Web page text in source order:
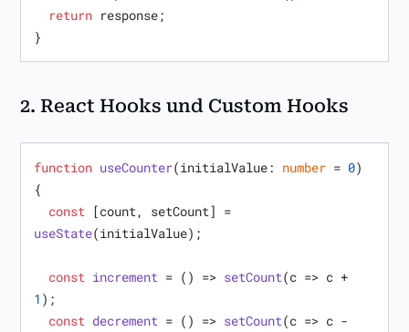
return response;
}
2. React Hooks und Custom Hooks
function useCounter(initialValue: number = 0)
{
const
[count, setCount] =
useState(initialValue);
const increment = ( ) => setCount(c =>
c +
1 );
const decrement = ( ) => setCount(c =>